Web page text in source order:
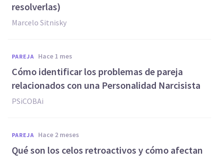
resolverlas)
Marcelo Sitnisky
PAREJA hace 1 mes
Cómo identificar los problemas de pareja
relacionados con una Personalidad Narcisista
PSiCOBAi
PAREJA hace 2 meses
Qué son los celos retroactivos y cómo afectan